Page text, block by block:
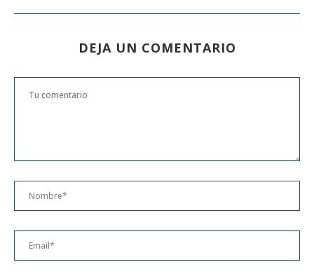
DEJA UN COMENTARIO